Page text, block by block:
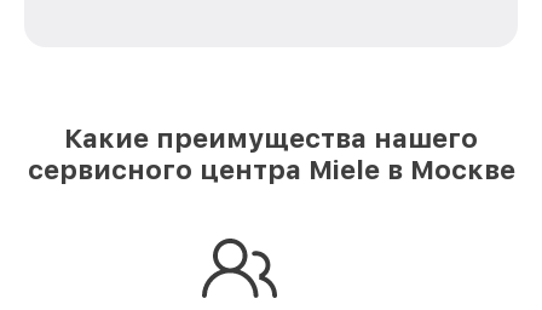
Какие преимущества нашего
сервисного центра Miele в Москве